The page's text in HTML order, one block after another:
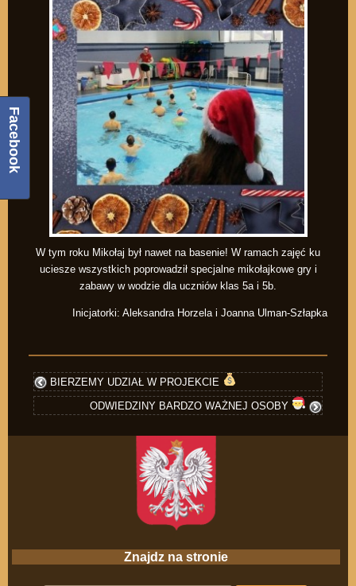
W tym roku Mikołaj był nawet na basenie! W ramach zajęć ku
uciesze wszystkich poprowadził specjalne mikołajkowe gry i
zabawy w wodzie dla uczniów klas 5a i 5b.
Inicjatorki: Aleksandra Horzela i Joanna Ulman-Szłapka
BIERZEMY UDZIAŁ W PROJEKCIE
ODWIEDZINY BARDZO WAŻNEJ OSOBY
Znajdz na stronie
Facebook